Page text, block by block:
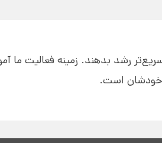
را سریع‌تر رشد بدهند. زمینه فعالیت ما
خودشان است.